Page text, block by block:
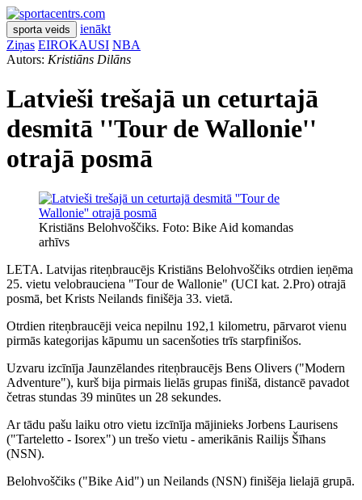
sporta veids
ienākt
Ziņas EIROKAUSI NBA
Autors: Kristiāns Dilāns
Latvieši trešajā un ceturtajā
desmitā ''Tour de Wallonie''
otrajā posmā
Kristiāns Belohvoščiks. Foto: Bike Aid komandas
arhīvs
LETA. Latvijas riteņbraucējs Kristiāns Belohvoščiks otrdien ieņēma
25. vietu velobrauciena "Tour de Wallonie" (UCI kat. 2.Pro) otrajā
posmā, bet Krists Neilands finišēja 33. vietā.
Otrdien riteņbraucēji veica nepilnu 192,1 kilometru, pārvarot vienu
pirmās kategorijas kāpumu un sacenšoties trīs starpfinišos.
Uzvaru izcīnīja Jaunzēlandes riteņbraucējs Bens Olivers ("Modern
Adventure"), kurš bija pirmais lielās grupas finišā, distancē pavadot
četras stundas 39 minūtes un 28 sekundes.
Ar tādu pašu laiku otro vietu izcīnīja mājinieks Jorbens Laurisens
("Tarteletto - Isorex") un trešo vietu - amerikānis Railijs Šīhans
(NSN).
Belohvoščiks ("Bike Aid") un Neilands (NSN) finišēja lielajā grupā.